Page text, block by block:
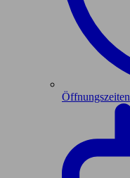
Öffnungszeiten